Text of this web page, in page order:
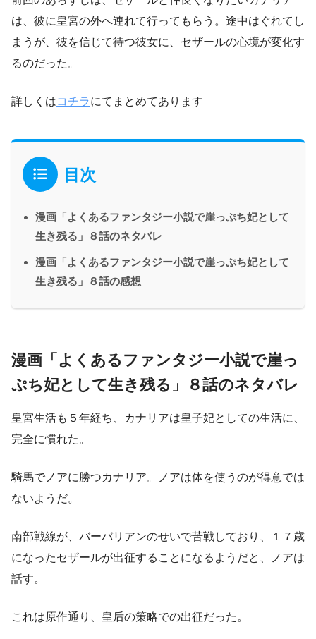
は、彼に皇宮の外へ連れて行ってもらう。途中はぐれてし
まうが、彼を信じて待つ彼女に、セザールの心境が変化す
るのだった。
詳しくはコチラにてまとめてあります
目次
漫画「よくあるファンタジー小説で崖っぷち妃として
生き残る」８話のネタバレ
漫画「よくあるファンタジー小説で崖っぷち妃として
生き残る」８話の感想
漫画「よくあるファンタジー小説で崖っ
ぷち妃として生き残る」８話のネタバレ
皇宮生活も５年経ち、カナリアは皇子妃としての生活に、
完全に慣れた。
騎馬でノアに勝つカナリア。ノアは体を使うのが得意では
ないようだ。
南部戦線が、バーバリアンのせいで苦戦しており、１７歳
になったセザールが出征することになるようだと、ノアは
話す。
これは原作通り、皇后の策略での出征だった。